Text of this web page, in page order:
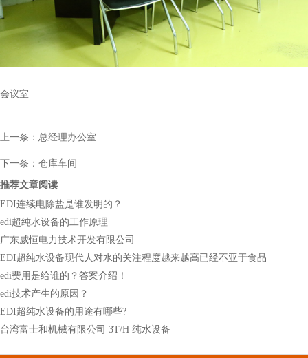
会议室
上一条： 总经理办公室
下一条： 仓库车间
推荐文章阅读
EDI连续电除盐是谁发明的？
edi超纯水设备的工作原理
广东威恒电力技术开发有限公司
EDI超纯水设备现代人对水的关注程度越来越高已经不亚于食品
edi费用是给谁的？答案介绍！
edi技术产生的原因？
EDI超纯水设备的用途有哪些?
台湾富士和机械有限公司 3T/H 纯水设备